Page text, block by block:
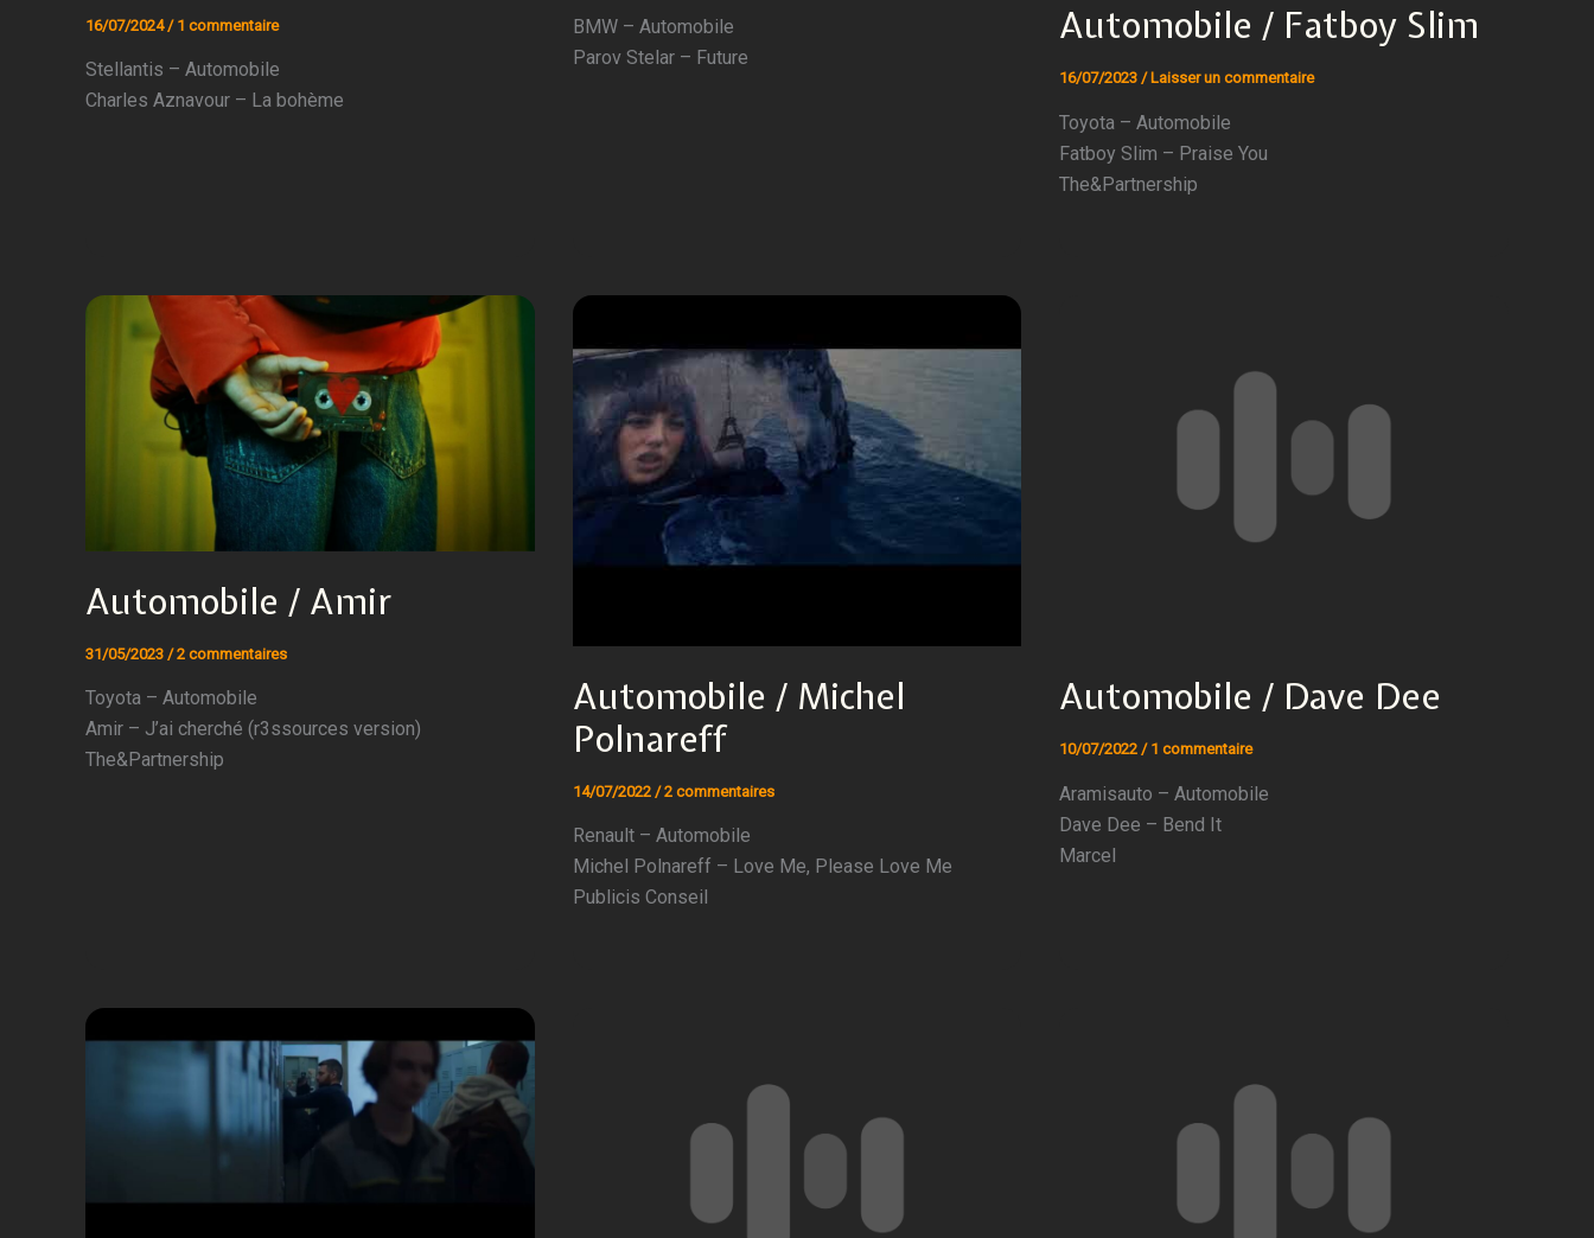
16/07/2024 / 1 commentaire
Stellantis – Automobile
Charles Aznavour – La bohème
BMW – Automobile
Parov Stelar – Future
Automobile / Fatboy Slim
16/07/2023/ Laisser un commentaire
Toyota – Automobile
Fatboy Slim – Praise You
The&Partnership
Automobile / Amir
31/05/2023 /2 commentaires
Toyota – Automobile
Amir – J’ai cherché (r3ssources version)
The&Partnership
Automobile / Michel
Polnareff
14/07/2022 /2 commentaires
Renault – Automobile
Michel Polnareff – Love Me, Please Love Me
Publicis Conseil
Automobile / Dave Dee
10/07/2022/ 1 commentaire
Aramisauto – Automobile
Dave Dee – Bend It
Marcel